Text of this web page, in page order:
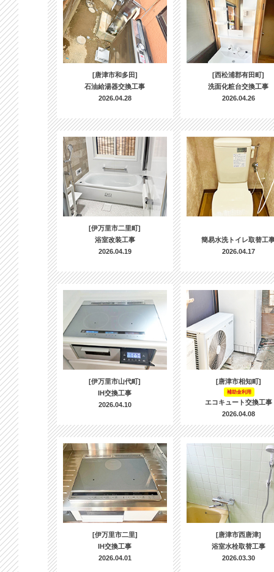
[唐津市和多田]
石油給湯器交換工事
2026.04.28
[西松浦郡有田町]
洗面化粧台交換工事
2026.04.26
[伊万里市二里町]
浴室改装工事
2026.04.19
簡易水洗トイレ取替工
2026.04.17
[伊万里市山代町]
IH交換工事
2026.04.10
[唐津市相知町]
補助金利用
エコキュート交換工事
2026.04.08
[伊万里市二里]
IH交換工事
2026.04.01
[唐津市西唐津]
浴室水栓取替工事
2026.03.30